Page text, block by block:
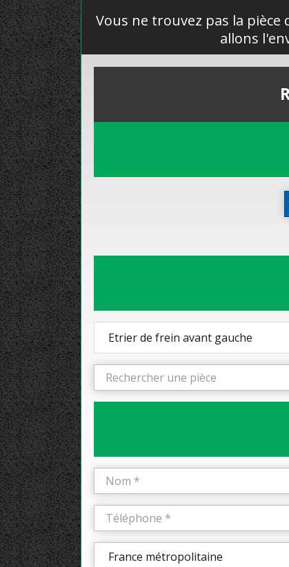
Vous ne trouvez pas la pièce
allons
Etrier de frein avant gauche